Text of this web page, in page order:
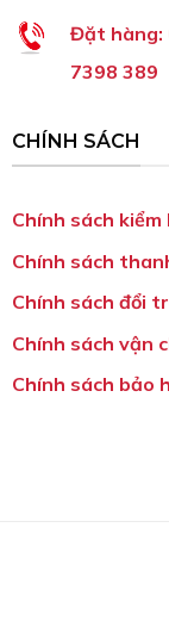
Đặt hàng:
7398 389
CHÍNH SÁCH
Chính sách kiểm
Chính sách
Chính sách đổi
Chính sách vận
Chính sách bảo